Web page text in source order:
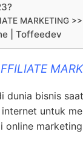
MARKETING
| Toffeedev
dunia bisnis
untuk